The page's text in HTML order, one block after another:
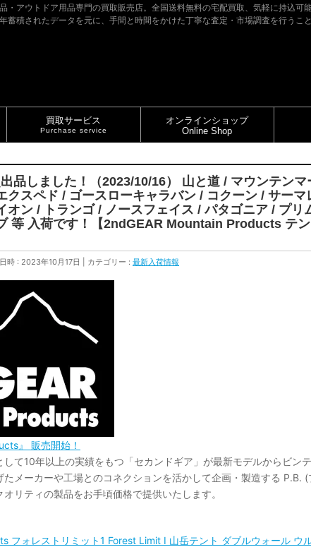
・アウトドア用品専門の買取販売店。全国送料無料の宅配買取、気軽に持込可
蓄積されたデータを元に、手間と時間をかけた丁寧な査定・市場調査を行うこ
買取サービス
Purchase service
オンラインショップ
Online Shop
品しました！（2023/10/16） 山と道 / マウンテン
クスペド / ゴースローキャラバン / コクーン / サー
オン / トランゴ / ノースフェイス / パタゴニア / プ
等 入荷です！【2ndGEAR Mountain Products テ
時 : 2023年10月17日 カテゴリー : 最新入荷情報
』 販売開始！
て10年以上の実績をもつ「セカンドギア」が最新モデルからビン
メーカーや工場とのコネクションを活かして企画・製造する P.B.
リティの製品をお手頃価格で提供いたします。
フォレストリミット1 Forest Limit I 山岳テント ダブルウォール ウ